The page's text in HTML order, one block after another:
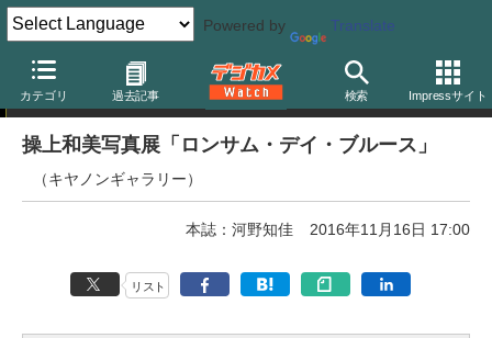
Powered by Translate
カテゴリ 過去記事 検索 Impressサイト
写真展
操上和美写真展「ロンサム・デイ・ブルース」
（キヤノンギャラリー）
本誌：河野知佳 2016年11月16日 17:00
リスト